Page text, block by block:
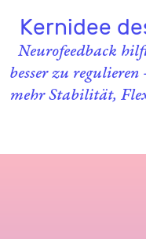
Kernidee
Neurofeedback
besser zu
mehr Stabilität,